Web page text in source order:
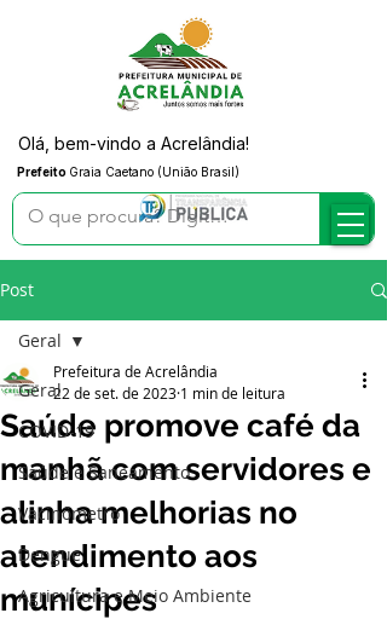
Prefeito Graia Caetano (União Brasil)
Olá, bem-vindo a Acrelândia!
Post
Geral
COVID-19
Saúde e Saneamento
Vacinômetro
Dengue
Agricultura e Meio Ambiente
Geral
Saúde promove café da
manhã com servidores e
alinha melhorias no
atendimento aos
munícipes
Prefeitura de Acrelândia
22 de set. de 2023 1 min de leitura